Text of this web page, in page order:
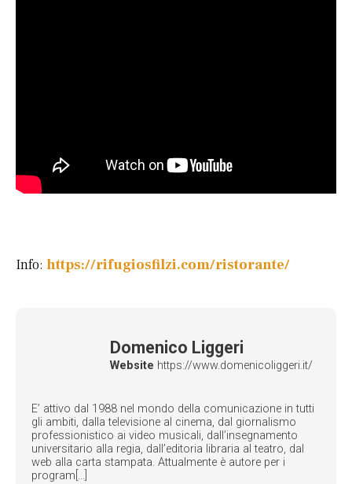
Info: https://rifugiosfilzi.com/ristorante/
Domenico Liggeri
Website https://www.domenicoliggeri.it/
E’ attivo dal 1988 nel mondo della comunicazione in tutti
gli ambiti, dalla televisione al cinema, dal giornalismo
professionistico ai video musicali, dall’insegnamento
universitario alla regia, dall’editoria libraria al teatro, dal
web alla carta stampata. Attualmente è autore per i
program[...]